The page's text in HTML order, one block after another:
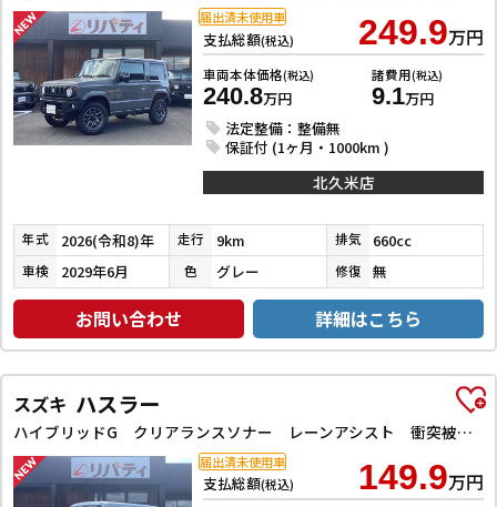
支払総額(税込) 249.9万円
車両本体価格(税込)
240.8万円
諸費用(税込)
9.1万円
法定整備：整備無
保証付 (1ヶ月・1000km )
届出済未使用車
北久米店
年式 2026(令和8)年 走行 9km 排気 660cc
車検 2029年6月 色 グレー 修復 無
お問い合わせ 詳細はこちら
スズキ ハスラー
ハイブリッドG クリアランスソナー レーンアシスト 衝突被害軽減システム オートライト スマートキー アイドリングストップ 電動格納ミラー シートヒーター CVT ESC エアコン パワーウィンドウ
支払総額(税込) 149.9万円
届出済未使用車